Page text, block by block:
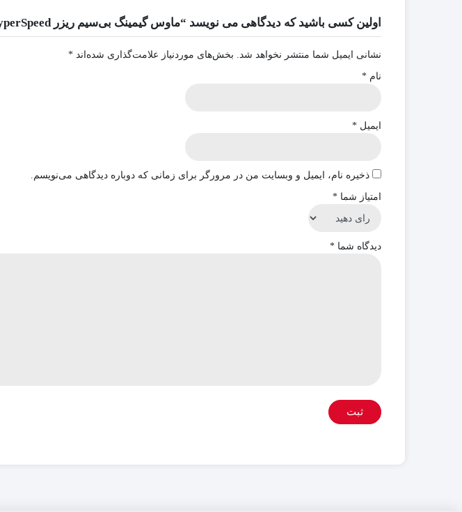
اولین کسی باشید که دیدگاهی می نویسد “ماوس گیمینگ بی‌سیم ریزر DeathAdder V2 X HyperSpeed”
نشانی ایمیل شما منتشر نخواهد شد. بخش‌های موردنیاز علامت‌گذاری شده‌اند *
نام *
ایمیل *
ذخیره نام، ایمیل و وبسایت من در مرورگر برای زمانی که دوباره دیدگاهی می‌نویسم.
امتیاز شما *
دیدگاه شما *